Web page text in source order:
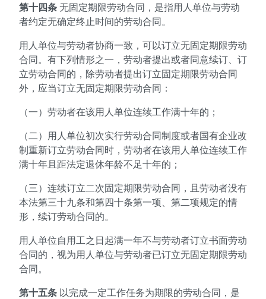
第十四条 无固定期限劳动合同，是指用人单位与劳动
者约定无确定终止时间的劳动合同。
用人单位与劳动者协商一致，可以订立无固定期限劳动
合同。有下列情形之一，劳动者提出或者同意续订、订
立劳动合同的，除劳动者提出订立固定期限劳动合同
外，应当订立无固定期限劳动合同：
（一）劳动者在该用人单位连续工作满十年的；
（二）用人单位初次实行劳动合同制度或者国有企业改
制重新订立劳动合同时，劳动者在该用人单位连续工作
满十年且距法定退休年龄不足十年的；
（三）连续订立二次固定期限劳动合同，且劳动者没有
本法第三十九条和第四十条第一项、第二项规定的情
形，续订劳动合同的。
用人单位自用工之日起满一年不与劳动者订立书面劳动
合同的，视为用人单位与劳动者已订立无固定期限劳动
合同。
第十五条 以完成一定工作任务为期限的劳动合同，是